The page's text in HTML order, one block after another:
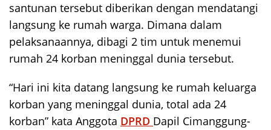
santunan tersebut diberikan dengan mendatangi
langsung ke rumah warga. Dimana dalam
pelaksanaannya, dibagi 2 tim untuk menemui
rumah 24 korban meninggal dunia tersebut.
“Hari ini kita datang langsung ke rumah keluarga
korban yang meninggal dunia, total ada 24
korban” kata Anggota DPRD Dapil Cimanggung-